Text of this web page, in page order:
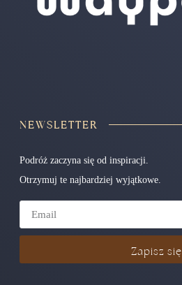
NEWSLETTER
Podróż zaczyna się od inspiracji.
Otrzymuj te najbardziej wyjątkowe.
Zapisz się